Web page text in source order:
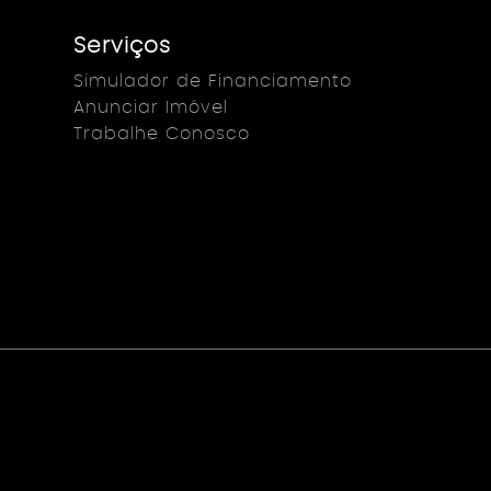
Serviços
Simulador de Financiamento
Anunciar Imóvel
Trabalhe Conosco